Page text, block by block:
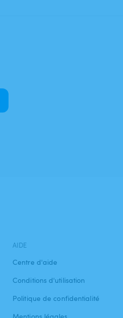
AIDE
Centre d'aide
Conditions d'utilisation
Politique de confidentialité